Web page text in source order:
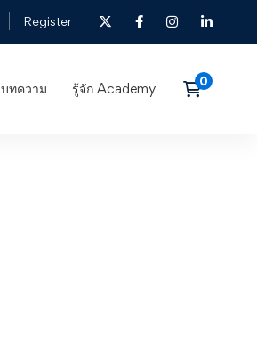
Register
บทความ รู้จัก Academy